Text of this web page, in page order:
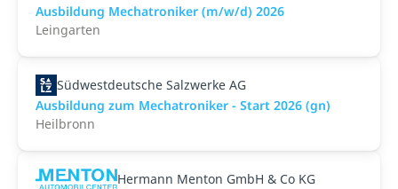
Ausbildung Mechatroniker (m/w/d) 2026
Leingarten
Südwestdeutsche Salzwerke AG
Ausbildung zum Mechatroniker - Start 2026 (gn)
Heilbronn
Hermann Menton GmbH & Co KG